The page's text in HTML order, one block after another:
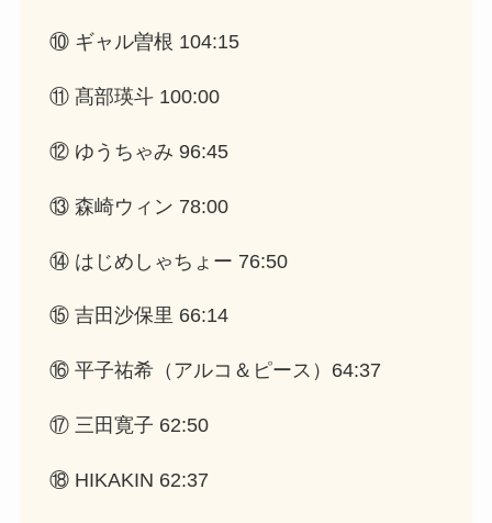
⑩ ギャル曽根 104:15
⑪ 髙部瑛斗 100:00
⑫ ゆうちゃみ 96:45
⑬ 森崎ウィン 78:00
⑭ はじめしゃちょー 76:50
⑮ 吉田沙保里 66:14
⑯ 平子祐希（アルコ＆ピース）64:37
⑰ 三田寛子 62:50
⑱ HIKAKIN 62:37